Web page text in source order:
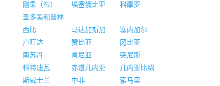
刚果（布）
埃塞俄比亚
科摩罗
圣多美和普林
西比
马达加斯加
塞内加尔
卢旺达
赞比亚
冈比亚
南苏丹
肯尼亚
突尼斯
科特迪瓦
赤道几内亚
几内亚比绍
斯威士兰
中非 索马里